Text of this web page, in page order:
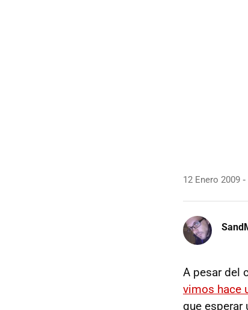
12 Enero 2009
A pesar del
vimos hace
que esperar